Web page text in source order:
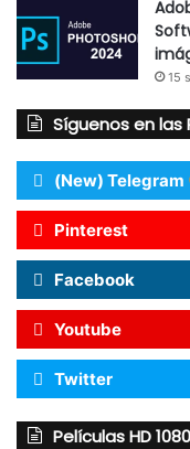
15
Síguenos en las
(New) Telegram
Pinterest
Facebook
Youtube
Twitter
Películas HD